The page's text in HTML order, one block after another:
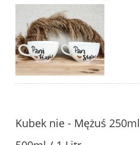
Kubek nie - Mężuś